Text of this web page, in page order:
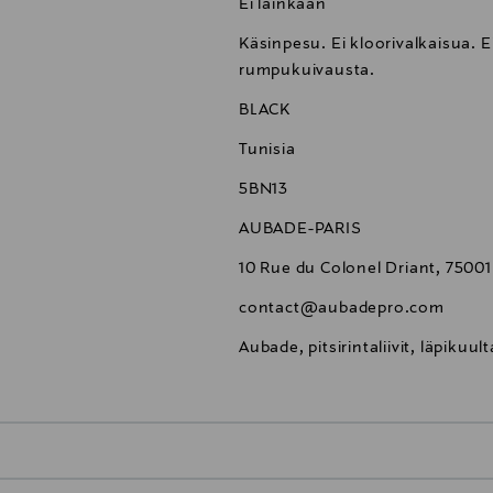
Ei lainkaan
Käsinpesu. Ei kloorivalkaisua.
rumpukuivausta.
BLACK
Tunisia
5BN13
AUBADE-PARIS
10 Rue du Colonel Driant,
contact@aubadepro.com
Aubade, pitsirintaliivit,